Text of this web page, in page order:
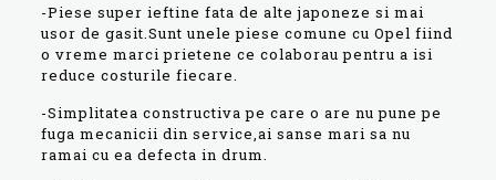
-Piese super ieftine fata de alte japoneze si mai
usor de gasit.Sunt unele piese comune cu Opel fiind
o vreme marci prietene ce colaborau pentru a isi
reduce costurile fiecare.
-Simplitatea constructiva pe care o are nu pune pe
fuga mecanicii din service,ai sanse mari sa nu
ramai cu ea defecta in drum.